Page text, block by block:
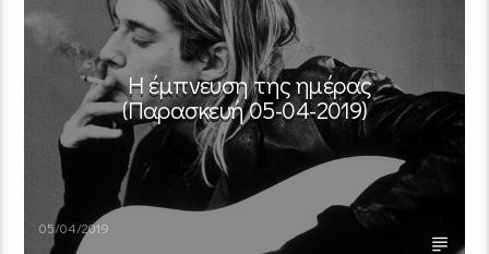
Η έμπνευση της ημέρας
(Παρασκευή 05-04-2019)
05/04/2019